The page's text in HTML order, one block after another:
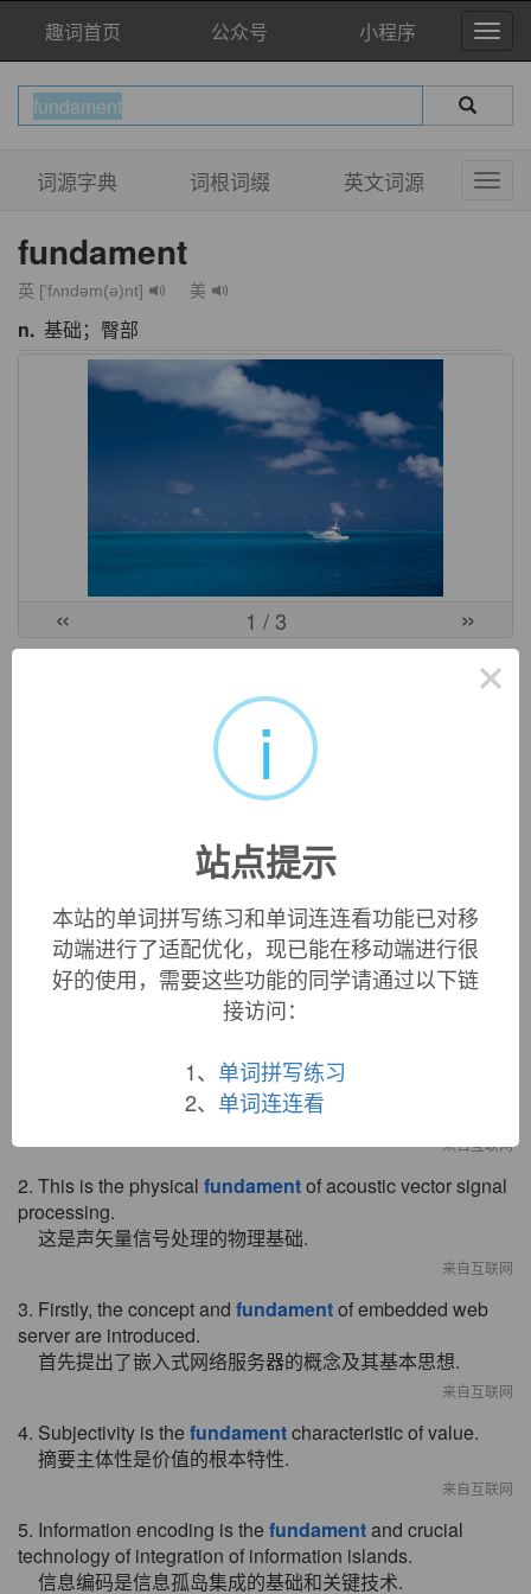
趣词首页 公众号 小程序
词源字典 词根词缀 英文词源
fundament
英 ['fʌndəm(ə)nt] 美
n. 基础；臀部
« 1 / 3 »
late 13c., "foundation, base; buttocks, anus," from Old
"foundation, bottom; land, estate; anus"
work; support; beginning," fromfundare
(n.)). So called because it is where one sits.
双语例句
of developing e - commerce is the
enterprise - grade e - commerce system.
发展 电子商务 最基本的是企业级的 电子商务 体系.
来自互联网
2. This is the physical fundamentof acoustic vector signal
processing.
这是声矢量信号处理的物理基础.
来自互联网
3. Firstly, the concept and fundamentof embedded web
server are introduced.
首先提出了嵌入式网络服务器的概念及其基本思想.
来自互联网
4. Subjectivity is the fundamentcharacteristic of value.
摘要主体性是价值的根本特性.
来自互联网
5. Information encoding is the fundamentand crucial
technology of integration of information islands.
信息编码是信息孤岛集成的基础和关键技术.
×
i
站点提示
本站的单词拼写练习和单词连连看功能已对移
动端进行了适配优化，现已能在移动端进行很
好的使用，需要这些功能的同学请通过以下链
接访问：
1、 单词拼写练习
2、 单词连连看